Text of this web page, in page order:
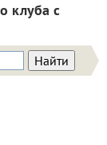
клуба с